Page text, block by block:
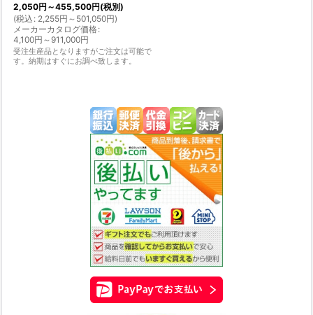
2,050円 ～455,500円(税別)
(税込 : 2,255円 ～501,050円)
メーカーカタログ価格:
4,100円 ～911,000円
受注生産品となりますがご注文は可能で
す。納期はすぐにお調べ致します。